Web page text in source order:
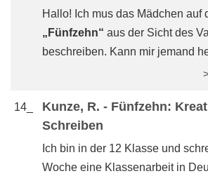
Hallo! Ich mus das Mädchen auf
„Fünfzehn“ aus der Sicht des
beschreiben. Kann mir jemand
14_
Kunze, R. - Fünfzehn:
Schreiben
Ich bin in der 12 Klasse und
Woche eine Klassenarbeit in